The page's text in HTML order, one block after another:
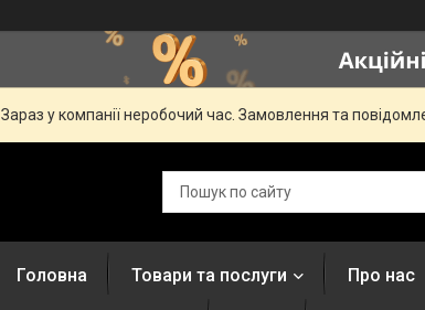
Зараз у компанії неробочий час. Замовлення та
Головна Товари та послуги Про нас